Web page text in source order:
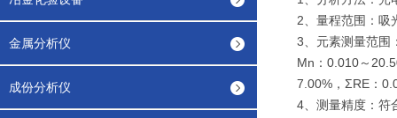
金属分析仪
成份分析仪
2、量程范围：吸
3、元素测量范围
Mn：0.010～
7.00%，ΣRE：
4、测量精度：符